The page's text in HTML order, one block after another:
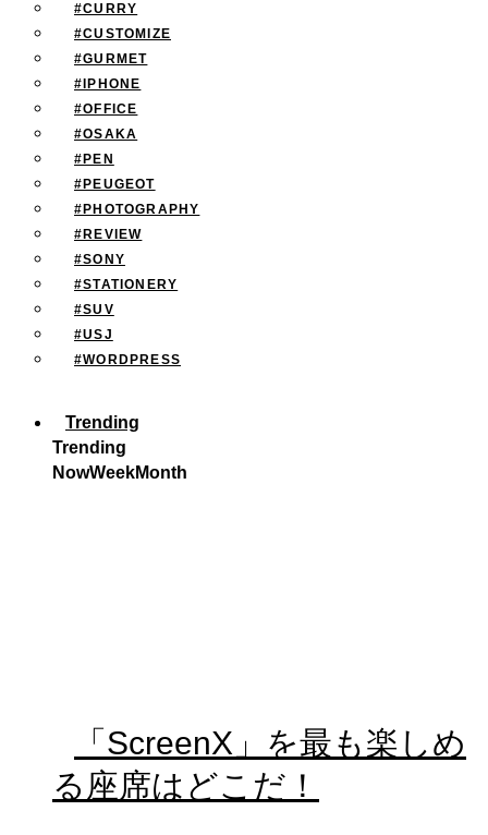
#CURRY
#CUSTOMIZE
#GURMET
#IPHONE
#OFFICE
#OSAKA
#PEN
#PEUGEOT
#PHOTOGRAPHY
#REVIEW
#SONY
#STATIONERY
#SUV
#USJ
#WORDPRESS
Trending
Trending
NowWeekMonth
「ScreenX」を最も楽しめ
る座席はどこだ！